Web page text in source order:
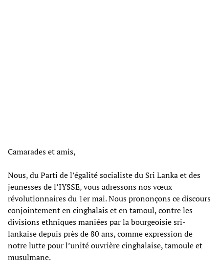
Camarades et amis,
Nous, du Parti de l’égalité socialiste du Sri Lanka et des
jeunesses de l’IYSSE, vous adressons nos vœux
révolutionnaires du 1er mai. Nous prononçons ce discours
conjointement en cinghalais et en tamoul, contre les
divisions ethniques maniées par la bourgeoisie sri-
lankaise depuis près de 80 ans, comme expression de
notre lutte pour l’unité ouvrière cinghalaise, tamoule et
musulmane.